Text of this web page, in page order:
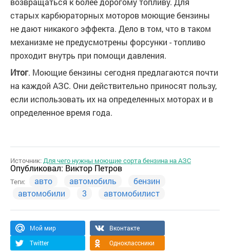
старых карбюраторных моторов моющие бензины
не дают никакого эффекта. Дело в том, что в таком
механизме не предусмотрены форсунки - топливо
проходит внутрь при помощи давления.
Итог. Моющие бензины сегодня предлагаются почти
на каждой АЗС. Они действительно приносят пользу,
если использовать их на определенных моторах и в
определенное время года.
Источник:Для чего нужны моющие сорта бензина на АЗС
Опубликовал: Виктор Петров
Теги: авто автомобиль
бензин
автомобили
3 автомобилист
Мой мир
Вконтакте
Twitter
Одноклассники